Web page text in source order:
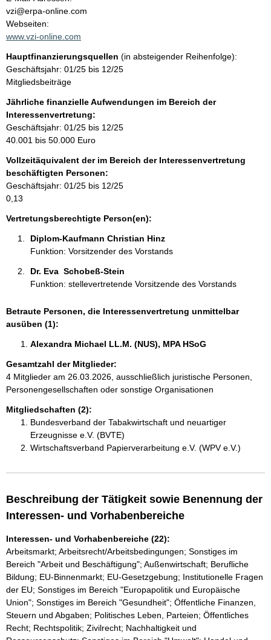
t
n
t
a
t
i
n
f
o
r
m
t
i
o
n
e
vzi@erpa-online.com
Webseiten:
www.vzi-online.com
Hauptfinanzierungsquellen (in absteigender Reihenfolge):
Geschäftsjahr: 01/25 bis 12/25
Mitgliedsbeiträge
Jährliche finanzielle Aufwendungen im Bereich der
Interessenvertretung:
Geschäftsjahr: 01/25 bis 12/25
40.001 bis 50.000 Euro
Vollzeitäquivalent der im Bereich der Interessenvertretung
beschäftigten Personen:
Geschäftsjahr: 01/25 bis 12/25
0,13
Vertretungsberechtigte Person(en):
Diplom-Kaufmann Christian Hinz
Funktion: Vorsitzender des Vorstands
Dr. Eva  Schobeß-Stein
Funktion: stellevertretende Vorsitzende des Vorstands
Betraute Personen, die Interessenvertretung unmittelbar
ausüben (1):
Alexandra Michael LL.M. (NUS), MPA HSoG
Gesamtzahl der Mitglieder:
4 Mitglieder am 26.03.2026, ausschließlich juristische Personen,
Personengesellschaften oder sonstige Organisationen
Mitgliedschaften (2):
Bundesverband der Tabakwirtschaft und neuartiger
Erzeugnisse e.V. (BVTE)
Wirtschaftsverband Papierverarbeitung e.V. (WPV e.V.)
Beschreibung der Tätigkeit sowie Benennung der
Interessen- und Vorhabenbereiche
Interessen- und Vorhabenbereiche (22):
Arbeitsmarkt; Arbeitsrecht/Arbeitsbedingungen; Sonstiges im
Bereich "Arbeit und Beschäftigung"; Außenwirtschaft; Berufliche
Bildung; EU-Binnenmarkt; EU-Gesetzgebung; Institutionelle Fragen
der EU; Sonstiges im Bereich "Europapolitik und Europäische
Union"; Sonstiges im Bereich "Gesundheit"; Öffentliche Finanzen,
Steuern und Abgaben; Politisches Leben, Parteien; Öffentliches
Recht; Rechtspolitik; Zivilrecht; Nachhaltigkeit und